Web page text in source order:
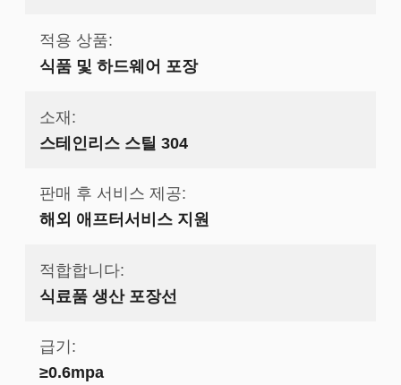
적용 상품:
식품 및 하드웨어 포장
소재:
스테인리스 스틸 304
판매 후 서비스 제공:
해외 애프터서비스 지원
적합합니다:
식료품 생산 포장선
급기:
≥0.6mpa